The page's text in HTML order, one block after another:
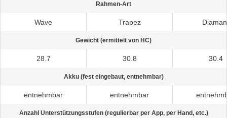
Rahmen-Art
Wave Trapez
Gewicht (ermittelt von HC)
28.7 30.8 30.4
Akku (fest eingebaut, entnehmbar)
entnehmbar entnehmbar
Anzahl Unterstützungsstufen (regulierbar per App, per Hand, etc.)